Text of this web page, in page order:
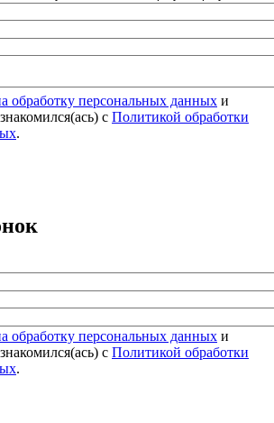
обработку персональных данных и
с Политикой обработки
.
обработку персональных данных и
с Политикой обработки
.